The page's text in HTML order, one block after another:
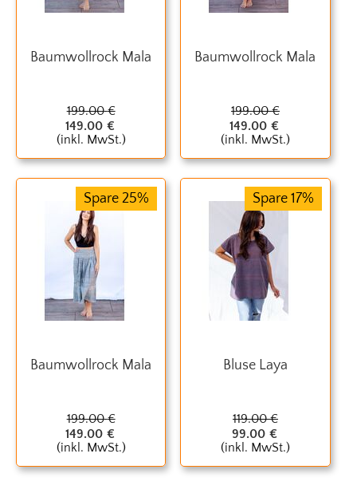
Baumwollrock Mala
199.00 €
149.00 €
(inkl. MwSt.)
Baumwollrock Mala
199.00 €
149.00 €
(inkl. MwSt.)
Spare 25%
Baumwollrock Mala
199.00 €
149.00 €
(inkl. MwSt.)
Spare 17%
Bluse Laya
119.00 €
99.00 €
(inkl. MwSt.)